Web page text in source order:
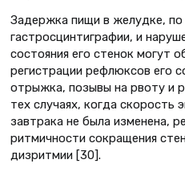
Задержка пищи в желудке,
гастросцинтиграфии, и
состояния его стенок могут
регистрации рефлюксов его
отрыжка, позывы на рвоту и
тех случаях, когда скорость
завтрака не была изменена,
ритмичности сокращения
дизритмии [30].